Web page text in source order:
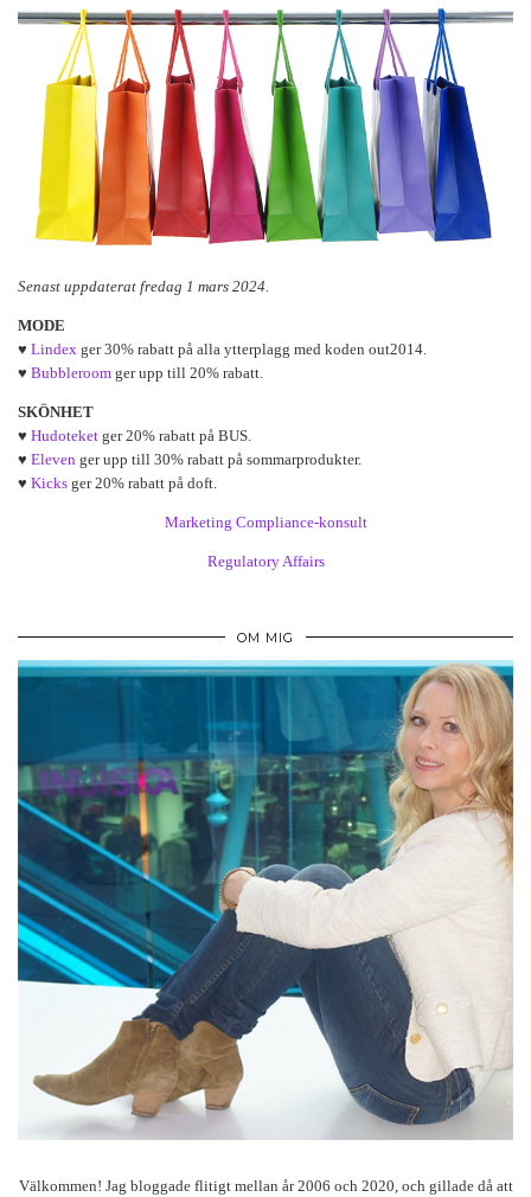
Senast uppdaterat fredag 1 mars 2024.
MODE
♥ Lindex ger 30% rabatt på alla ytterplagg med koden out2014.
♥ Bubbleroom ger upp till 20% rabatt.
SKÖNHET
♥ Hudoteket ger 20% rabatt på BUS.
♥ Eleven ger upp till 30% rabatt på sommarprodukter.
♥ Kicks ger 20% rabatt på doft.
Marketing Compliance-konsult
Regulatory Affairs
OM MIG
Välkommen! Jag bloggade flitigt mellan år 2006 och 2020, och gillade då att